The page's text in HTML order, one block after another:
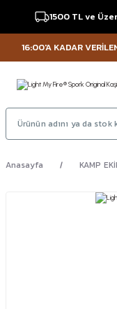
1500 TL ve
16:00'A KADAR VERİLEN
Anasayfa KAMP